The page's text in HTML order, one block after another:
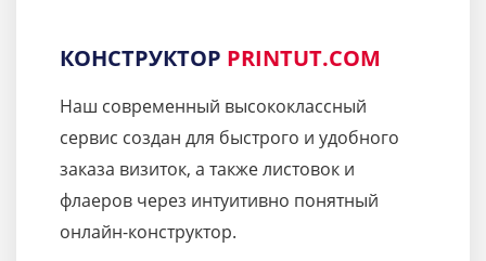
КОНСТРУКТОР PRINTUT.COM
Наш современный высококлассный
сервис создан для быстрого и удобного
заказа визиток, а также листовок и
флаеров через интуитивно понятный
онлайн-конструктор.